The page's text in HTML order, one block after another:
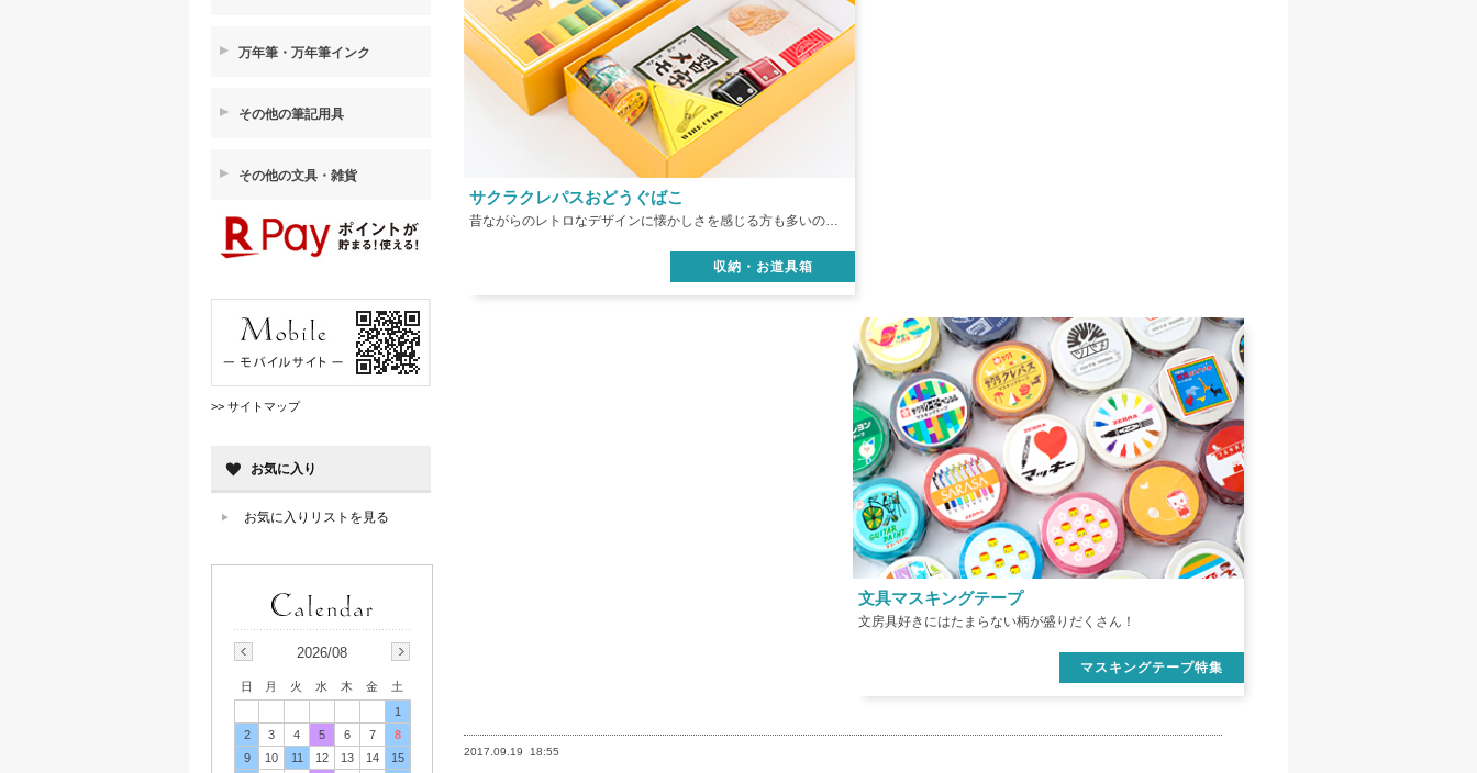
サクラクレパスおどうぐばこ
昔ながらのレトロなデザインに懐かしさを感じる方も多いのでは？
収納・お道具箱
文具マスキングテープ
文房具好きにはたまらない柄が盛りだくさん！
マスキングテープ特集
2017.09.19 18:55
万年筆・万年筆インク
その他の筆記用具
その他の文具・雑貨
>> サイトマップ
お気に入り
お気に入りリストを見る
2026/08
日 月 火 水 木 金
土
1
2
3 4 5 6 7
8
9
10 11 12 13 14
15